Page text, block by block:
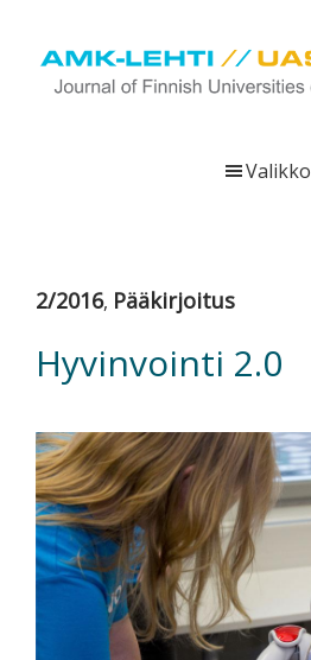
Hyppää
pääsisältöön
Hyppää
ensisijaiseen
Hyppää
alatunnisteeseen
viestittää
tutkimus-,
ja
innovaatiotoiminnasta
sekä
ammattikorkeakoulutusta
koskevasta
tutkimuksesta
kiinnostuneille.
Valikko
2/2016, Pääkirjoitus
Hyvinvointi 2.0